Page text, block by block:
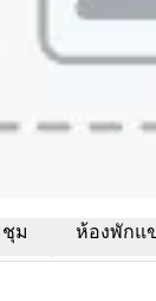
ม ห้องพักแ